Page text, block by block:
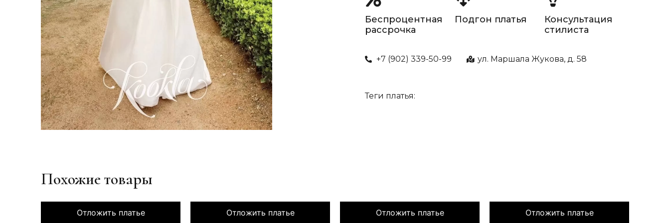
Беспроцентная
рассрочка
Подгон платья
Консультация
стилиста
+7 (902) 339-50-99 ул. Маршала Жукова, д. 58
Теги платья:
Похожие товары
Отложить платье Отложить платье Отложить платье Отложить платье